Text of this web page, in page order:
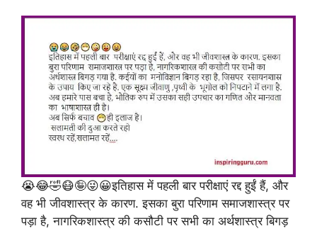
😭😂🤣😷🤪😜😀इतिहास में पहली बार परीक्षाएं रद्द हुईं हैं, और
वह भी जीवशास्त्र के कारण. इसका बुरा परिणाम समाजशास्त्र पर
पड़ा है, नागरिकशास्त्र की कसौटी पर सभी का अर्थशास्त्र बिगड़